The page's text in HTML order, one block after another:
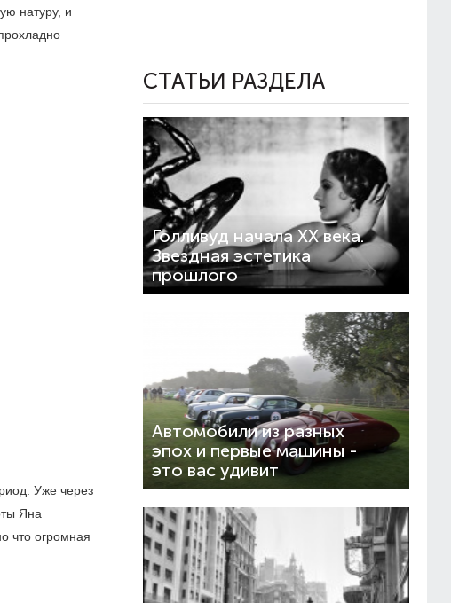
натуру, и
Уже через
Яна
что огромная
СТАТЬИ РАЗДЕЛА
Голливуд начала XX века.
Звездная эстетика
прошлого
Автомобили из разных
эпох и первые машины -
это вас удивит